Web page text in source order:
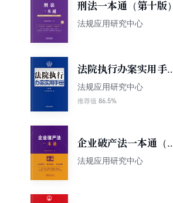
刑法一本通（第十版）
法规应用研究中心
法院执行办案实用手册
（第九版）
法规应用研究中心
推荐值 86.5%
企业破产法一本通（第
10版）
法规应用研究中心